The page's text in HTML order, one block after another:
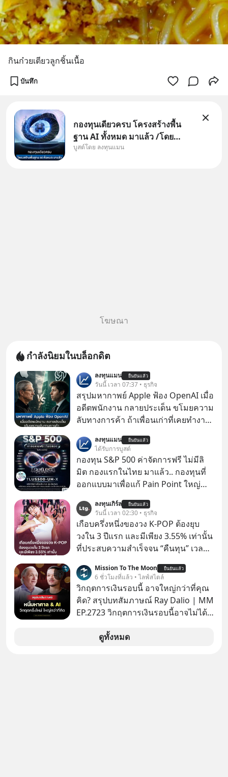
กินก๋วยเตียวลูกชิ้นเนื้อ
บันทึก
กองทุนเดียวครบ โครงสร้างพื้น
ฐาน AI ทั้งหมด มาแล้ว /โดย
ลงทุนแมน AI Supercycle คือช่วง
บูสต์โดย ลงทุนแมน
โฆษณา
กำลังนิยมในบล็อกดิต
ลงทุนแมน ยืนยันแล้ว
วันนี้ เวลา 07:37 • ธุรกิจ
สรุปมหากาพย์ Apple ฟ้อง OpenAI เมื่อ
อดีตพนักงาน กลายประเด็น ขโมยความ
ลับทางการค้า ถ้าเพื่อนเก่าที่เคยทำงาน
เก่าที่เขาเคยทำไว้ ตอนยังอยู่บริษัท
เดียวกัน
ลงทุนแมน ยืนยันแล้ว
ได้รับการบูสต์
กองทุน S&P 500 ค่าจัดการฟรี ไม่มีลิ
มิต กองแรกในไทย มาแล้ว.. กองทุนที่
ออกแบบมาเพื่อแก้ Pain Point ใหญ่
ลงทุนเกิร์ล ยืนยันแล้ว
วันนี้ เวลา 02:30 • ธุรกิจ
เกือบครึ่งหนึ่งของวง K-POP ต้องยุบ
วงใน 3 ปีแรก และมีเพียง 3.55% เท่านั้น
ที่ประสบความสำเร็จจน “คืนทุน” เวลา
เห็นภาพความสำเร็จที่หรูหรา คอนเสิร์ต
สเกลใหญ่ระดับสเตเดียม และยอดขา
ยอัลบัมถล่มทลายจากวงตัวท็อปอย่าง
BTS, BLACKPINK หรือ SEVENTEEN
Mission To The Moon ยืนยันแล้ว
6 ชั่วโมงที่แล้ว • ไลฟ์สไตล์
วิกฤตการเงินรอบนี้ อาจใหญ่กว่าที่คุณ
คิด? สรุปบทสัมภาษณ์ Ray Dalio | MM
EP.2723 วิกฤตการเงินรอบนี้อาจไม่ได้
Dalio ชายผู้เคยทำนายวิกฤตเศรษฐกิจ
ดูทั้งหมด